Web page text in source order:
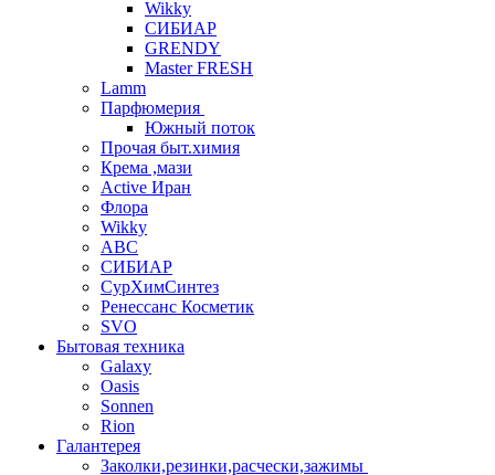
Wikky
СИБИАР
GRENDY
Master FRESH
Lamm
Парфюмерия
Южный поток
Прочая быт.химия
Крема ,мази
Аctive Иран
Флора
Wikky
АВС
СИБИАР
СурХимСинтез
Ренессанс Косметик
SVO
Бытовая техника
Galaxy
Oasis
Sonnen
Rion
Галантерея
Заколки,резинки,расчески,зажимы